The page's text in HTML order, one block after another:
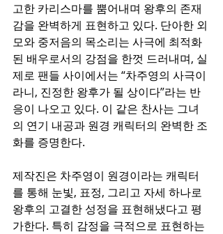
고한 카리스마를 뿜어내며 왕후의 존재
감을 완벽하게 표현하고 있다. 단아한 외
모와 중저음의 목소리는 사극에 최적화
된 배우로서의 강점을 한껏 드러내며, 실
제로 팬들 사이에서는 “차주영의 사극이
라니, 진정한 왕후가 될 상이다”라는 반
응이 나오고 있다. 이 같은 찬사는 그녀
의 연기 내공과 원경 캐릭터의 완벽한 조
화를 증명한다.
제작진은 차주영이 원경이라는 캐릭터
를 통해 눈빛, 표정, 그리고 자세 하나로
왕후의 고결한 성정을 표현해냈다고 평
가한다. 특히 감정을 극적으로 표현하는